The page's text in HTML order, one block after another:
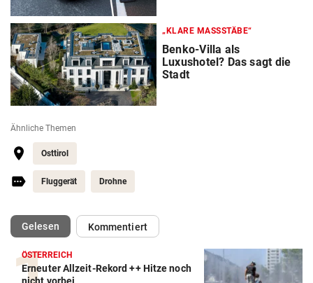
„KLARE MASSSTÄBE“
Benko-Villa als
Luxushotel? Das sagt die
Stadt
Ähnliche Themen
Osttirol
Fluggerät Drohne
Gelesen(ausgewählt)Kommentiert
ÖSTERREICH
Erneuter Allzeit-Rekord ++ Hitze noch